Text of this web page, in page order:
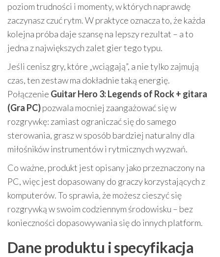
poziom trudności i momenty, w których naprawdę
zaczynasz czuć rytm. W praktyce oznacza to, że każda
kolejna próba daje szansę na lepszy rezultat – a to
jedna z największych zalet gier tego typu.
Jeśli cenisz gry, które „wciągają”, a nie tylko zajmują
czas, ten zestaw ma dokładnie taką energię.
Połączenie Guitar Hero 3: Legends of Rock + gitara
(Gra PC)pozwala mocniej zaangażować się w
rozgrywkę: zamiast ograniczać się do samego
sterowania, grasz w sposób bardziej naturalny dla
miłośników instrumentów i rytmicznych wyzwań.
Co ważne, produkt jest opisany jako przeznaczony na
PC, więc jest dopasowany do graczy korzystających z
komputerów. To sprawia, że możesz cieszyć się
rozgrywką w swoim codziennym środowisku – bez
konieczności dopasowywania się do innych platform.
Dane produktu i specyfikacja